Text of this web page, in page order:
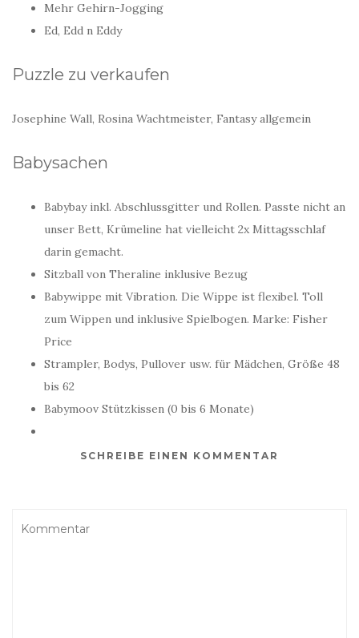
Mehr Gehirn-Jogging
Ed, Edd n Eddy
Puzzle zu verkaufen
Josephine Wall, Rosina Wachtmeister, Fantasy allgemein
Babysachen
Babybay inkl. Abschlussgitter und Rollen. Passte nicht an
unser Bett, Krümeline hat vielleicht 2x Mittagsschlaf
darin gemacht.
Sitzball von Theraline inklusive Bezug
Babywippe mit Vibration. Die Wippe ist flexibel. Toll
zum Wippen und inklusive Spielbogen. Marke: Fisher
Price
Strampler, Bodys, Pullover usw. für Mädchen, Größe 48
bis 62
Babymoov Stützkissen (0 bis 6 Monate)
SCHREIBE EINEN KOMMENTAR